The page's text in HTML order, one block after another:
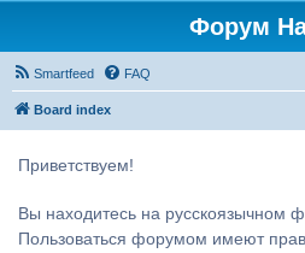
Форум
Smartfeed FAQ
Board index
Приветствуем!
Вы находитесь на русскоязычном
Пользоваться форумом имеют